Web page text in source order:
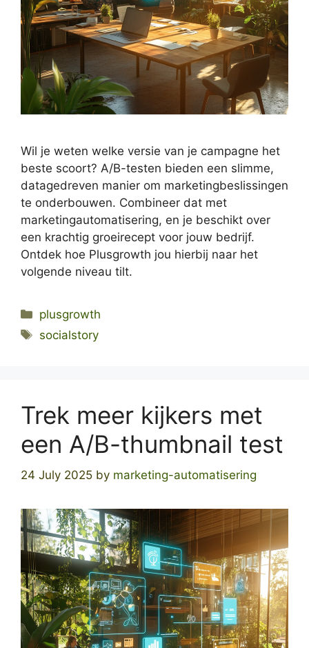
Wil je weten welke versie van je campagne het
beste scoort? A/B-testen bieden een slimme,
datagedreven manier om marketingbeslissingen
te onderbouwen. Combineer dat met
marketingautomatisering, en je beschikt over
een krachtig groeirecept voor jouw bedrijf.
Ontdek hoe Plusgrowth jou hierbij naar het
volgende niveau tilt.
Categories
plusgrowth
Tags
socialstory
Trek meer kijkers met
een A/B-thumbnail test
24 July 2025 by marketing-automatisering